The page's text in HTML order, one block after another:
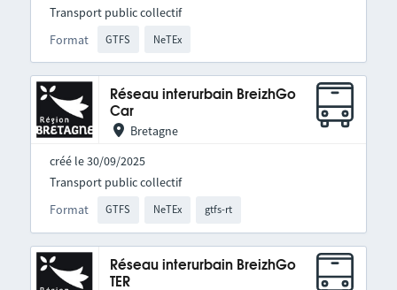
Format GTFS NeTEx
Transport public collectif
Réseau interurbain BreizhGo
Car
Bretagne
créé le 30/09/2025
Format GTFS NeTEx gtfs-rt
Transport public collectif
Réseau interurbain BreizhGo
TER